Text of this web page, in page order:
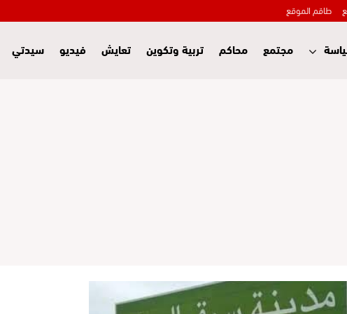
طاقم الموقع
مجتمع محاكم تربية وتكوين تعايش فيديو سيدتي